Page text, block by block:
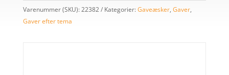
Varenummer (SKU):22382 Kategorier:Gaveæsker, Gaver,
Gaver efter tema